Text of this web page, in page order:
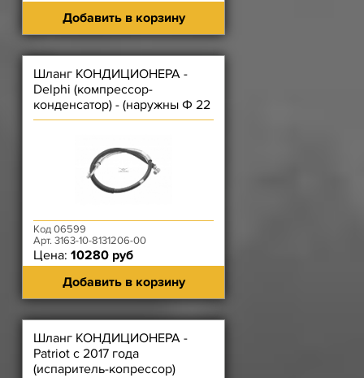
Добавить в корзину
Шланг КОНДИЦИОНЕРА -
Delphi (компрессор-
конденсатор) - (наружны Ф 22
мм искл. оплёт, длина 154,5
Код 06599
Арт. 3163-10-8131206-00
Цена: 10280 руб
Добавить в корзину
Шланг КОНДИЦИОНЕРА -
Patriot с 2017 года
(испаритель-копрессор)